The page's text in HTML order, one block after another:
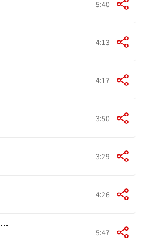
5:40
4:13
4:17
3:50
3:29
4:26
All Alone With You (from BEST AL“ALTER EGO”) 5:47